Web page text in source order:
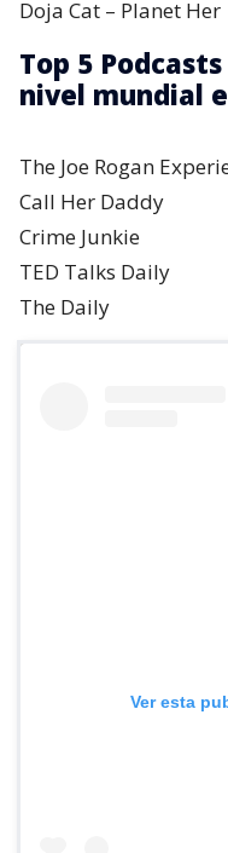
Doja Cat – Planet Her
Top 5
nivel mundial
The Joe Rogan
Call Her Daddy
Crime Junkie
TED Talks Daily
The Daily
Ver esta